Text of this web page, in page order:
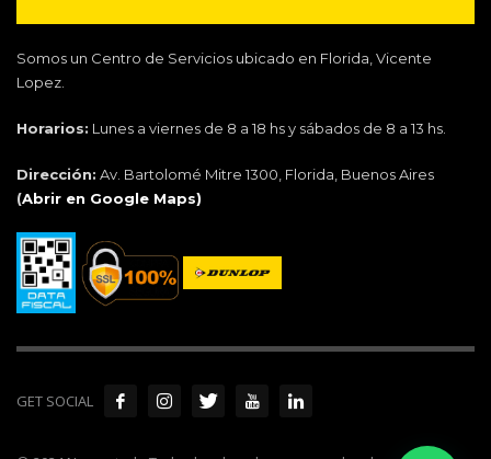
Somos un Centro de Servicios ubicado en Florida, Vicente
Lopez.
Horarios: Lunes a viernes de 8 a 18 hs y sábados de 8 a 13 hs.
Dirección: Av. Bartolomé Mitre 1300, Florida, Buenos Aires
(Abrir en Google Maps)
GET SOCIAL